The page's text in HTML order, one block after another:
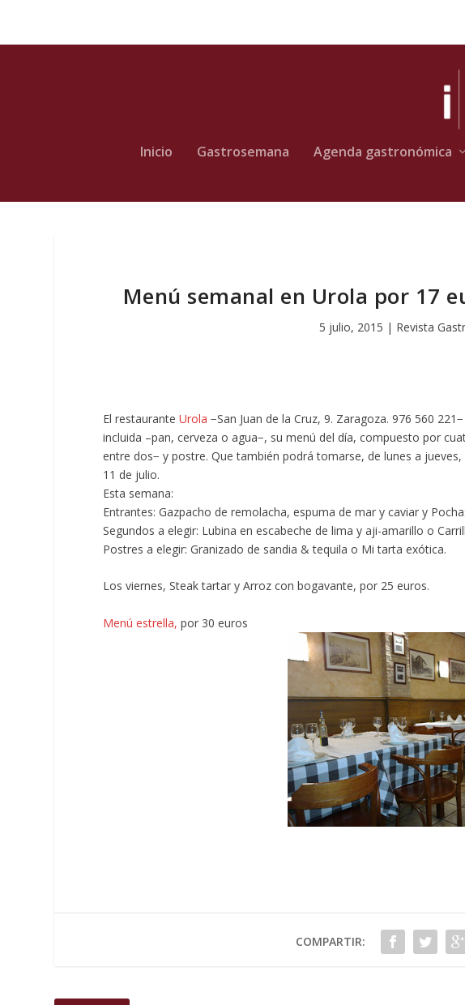
Inicio Gastrosemana Agenda gastronómica
Menú semanal en Urola por 17
5 julio, 2015 | Revista
El restauranteUrola−San Juan de la Cruz, 9. Zaragoza. 976 560
incluida –pan, cerveza o agua−, su menú del día, compuesto por
entre dos− y postre. Que también podrá tomarse, de lunes a
11 de julio.
Esta semana:
Entrantes: Gazpacho de remolacha, espuma de mar y caviar y
Segundos a elegir: Lubina en escabeche de lima y aji-amarillo o
Postres a elegir: Granizado de sandia & tequila o Mi tarta exótica.
Los viernes,Steak tartar y Arroz con bogavante,por 25 euros.
Menú estrella, por 30 euros
COMPARTIR: